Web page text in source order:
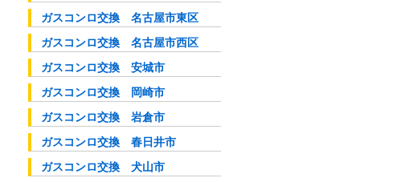
ガスコンロ交換 名古屋市東区
ガスコンロ交換 名古屋市西区
ガスコンロ交換 安城市
ガスコンロ交換 岡崎市
ガスコンロ交換 岩倉市
ガスコンロ交換 春日井市
ガスコンロ交換 犬山市